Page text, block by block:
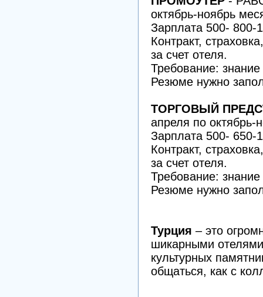
октябрь-ноябрь
Зарплата 500- 800-
Контракт,
за счет отеля.
Требование:
Резюме нужно
ТОРГОВЫЙ
апреля по октябрь-
Зарплата 500- 650-
Контракт,
за счет отеля.
Требование:
Резюме нужно
Турция – это
шикарными
культурных
общаться, как с